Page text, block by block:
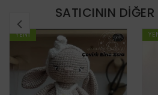
SATICININ DIĞER
YENI